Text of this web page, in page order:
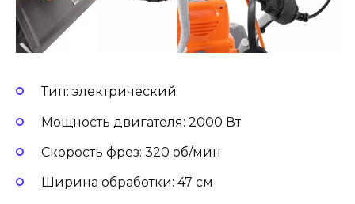
Тип: электрический
Мощность двигателя: 2000 Вт
Скорость фрез: 320 об/мин
Ширина обработки: 47 см